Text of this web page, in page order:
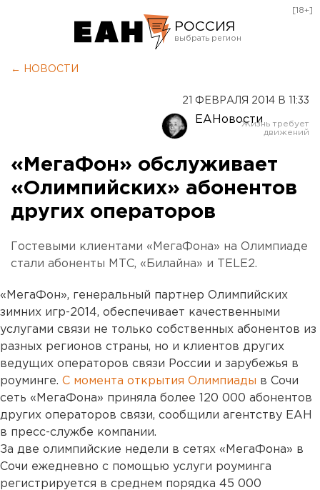
РОССИЯ
Оренбург
[18+]
← НОВОСТИ
21 ФЕВРАЛЯ 2014 В 11:33
ЕАНовости
«МегаФон» обслуживает
«Олимпийских» абонентов
других операторов
Гостевыми клиентами «МегаФона» на Олимпиаде
стали абоненты МТС, «Билайна» и TELE2.
«МегаФон», генеральный партнер Олимпийских
зимних игр-2014, обеспечивает качественными
услугами связи не только собственных абонентов из
разных регионов страны, но и клиентов других
ведущих операторов связи России и зарубежья в
роуминге. С момента открытия Олимпиады в Сочи
сеть «МегаФона» приняла более 120 000 абонентов
других операторов связи, сообщили агентству ЕАН
в пресс-службе компании.
За две олимпийские недели в сетях «МегаФона» в
Сочи ежедневно с помощью услуги роуминга
регистрируется в среднем порядка 45 000